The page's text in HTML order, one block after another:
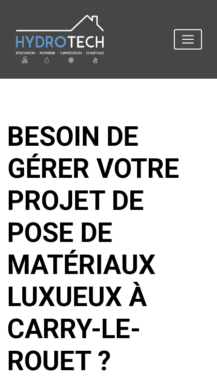
BESOIN DE
GÉRER VOTRE
PROJET DE
POSE DE
MATÉRIAUX
LUXUEUX À
CARRY-LE-
ROUET ?